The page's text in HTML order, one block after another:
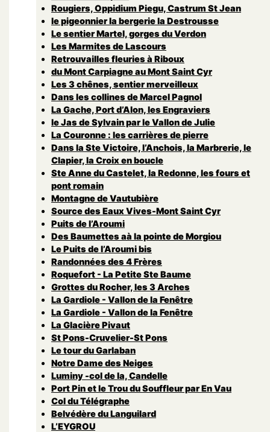
Rougiers, Oppidium Piegu, Castrum St Jean
le pigeonnier la bergerie la Destrousse
Le sentier Martel, gorges du Verdon
Les Marmites de Lascours
Retrouvailles fleuries à Riboux
du Mont Carpiagne au Mont Saint Cyr
Les 3 chênes, sentier merveilleux
Dans les collines de Marcel Pagnol
La Gache, Port d’Alon, les Engraviers
le Jas de Sylvain par le Vallon de Julie
La Couronne : les carrières de pierre
Dans la Ste Victoire, l’Anchois, la Marbrerie, le
Clapier, la Croix en boucle
Ste Anne du Castelet, la Redonne, les fours et
pont romain
Montagne de Vautubière
Source des Eaux Vives-Mont Saint Cyr
Puits de l’Aroumi
Des Baumettes aà la pointe de Morgiou
Le Puits de l’Aroumi bis
Randonnées des 4 Frères
Roquefort - La Petite Ste Baume
Grottes du Rocher, les 3 Arches
La Gardiole - Vallon de la Fenêtre
La Gardiole - Vallon de la Fenêtre
La Glacière Pivaut
St Pons-Cruvelier-St Pons
Le tour du Garlaban
Notre Dame des Neiges
Luminy -col de la, Candelle
Port Pin et le Trou du Souffleur par En Vau
Col du Télégraphe
Belvédère du Languilard
L’EYGROU